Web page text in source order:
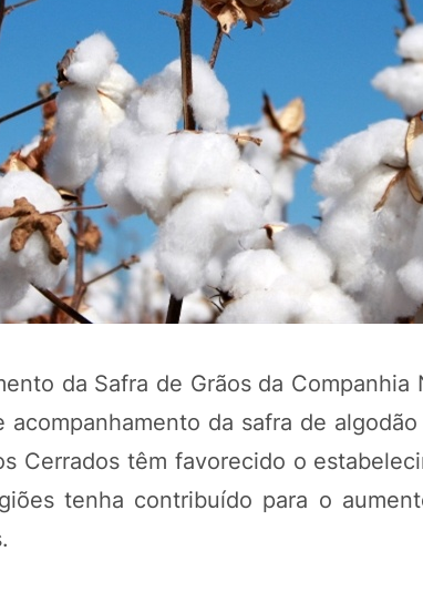
da Safra de Grãos da
da safra de
Cerrados têm favorecido o
tenha contribuído para o